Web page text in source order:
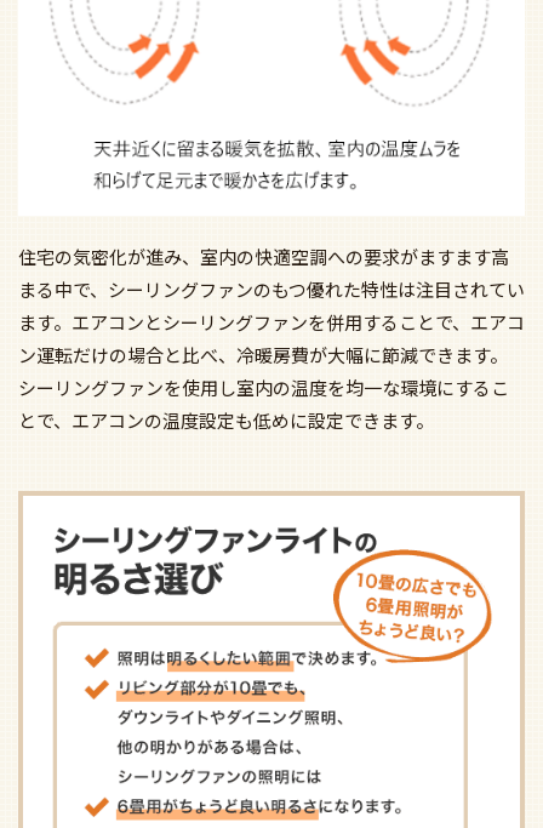
住宅の気密化が進み、室内の快適空調への要求がますます高
まる中で、シーリングファンのもつ優れた特性は注目されてい
ます。エアコンとシーリングファンを併用することで、エアコ
ン運転だけの場合と比べ、冷暖房費が大幅に節減できます。
シーリングファンを使用し室内の温度を均一な環境にするこ
とで、エアコンの温度設定も低めに設定できます。